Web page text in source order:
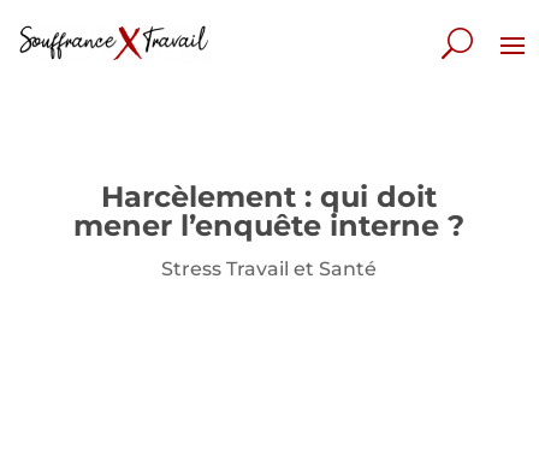
Harcèlement : qui doit
mener l’enquête interne ?
Stress Travail et Santé